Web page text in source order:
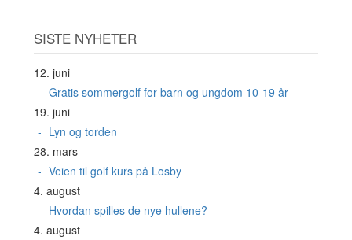
SISTE NYHETER
12. juni
Gratis sommergolf for barn og ungdom 10-19 år
19. juni
Lyn og torden
28. mars
Veien til golf kurs på Losby
4. august
Hvordan spilles de nye hullene?
4. august